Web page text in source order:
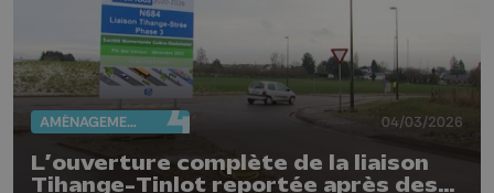
AMÉNAGEMENT DU TERRITOIRE 04/03/2026
L’ouverture complète de la liaison
Tihange–Tinlot reportée après des